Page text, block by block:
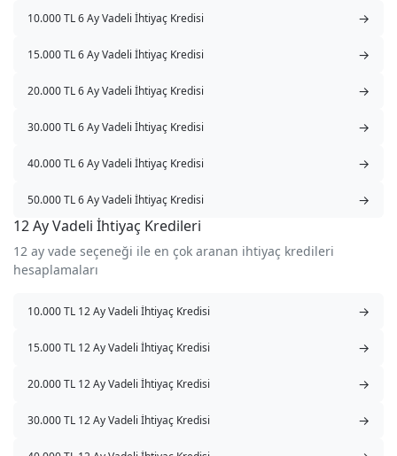
10.000 TL 6 Ay Vadeli İhtiyaç Kredisi →
15.000 TL 6 Ay Vadeli İhtiyaç Kredisi →
20.000 TL 6 Ay Vadeli İhtiyaç Kredisi →
30.000 TL 6 Ay Vadeli İhtiyaç Kredisi →
40.000 TL 6 Ay Vadeli İhtiyaç Kredisi →
50.000 TL 6 Ay Vadeli İhtiyaç Kredisi →
12 Ay Vadeli İhtiyaç Kredileri
12 ay vade seçeneği ile en çok aranan ihtiyaç kredileri
hesaplamaları
10.000 TL 12 Ay Vadeli İhtiyaç Kredisi →
15.000 TL 12 Ay Vadeli İhtiyaç Kredisi →
20.000 TL 12 Ay Vadeli İhtiyaç Kredisi →
30.000 TL 12 Ay Vadeli İhtiyaç Kredisi →